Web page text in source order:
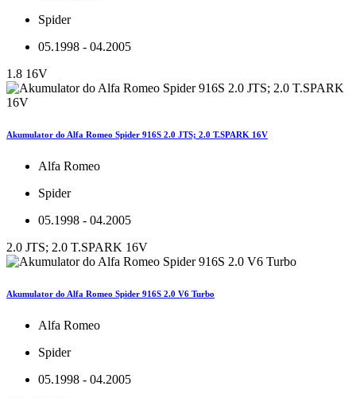
Spider
05.1998 - 04.2005
1.8 16V
Akumulator do Alfa Romeo Spider 916S 2.0 JTS; 2.0 T.SPARK 16V
Alfa Romeo
Spider
05.1998 - 04.2005
2.0 JTS; 2.0 T.SPARK 16V
Akumulator do Alfa Romeo Spider 916S 2.0 V6 Turbo
Alfa Romeo
Spider
05.1998 - 04.2005